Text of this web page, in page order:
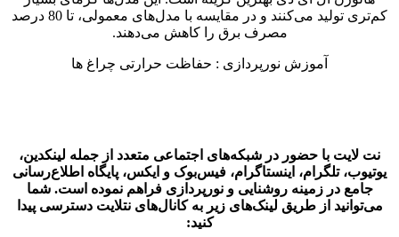
کم‌تری تولید می‌کنند و در مقایسه با مدل‌های معمولی، تا 80 درصد
مصرف برق را کاهش می‌دهند.
آموزش نورپردازی : حفاظت حرارتی چراغ ها
نت لایت با حضور در شبکه‌های اجتماعی متعدد از جمله لینکدین،
یوتیوب، تلگرام، اینستاگرام، فیس‌بوک و ایکس، پایگاه اطلاع‌رسانی
جامع در زمینه روشنایی و نورپردازی فراهم نموده است. شما
می‌توانید از طریق لینک‌های زیر به کانال‌های نتلایت دسترسی پیدا
کنید: